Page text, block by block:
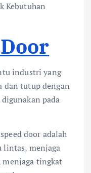
Kebutuhan
industri yang
dan tutup dengan
pada
door adalah
lintas, menjaga
menjaga tingkat